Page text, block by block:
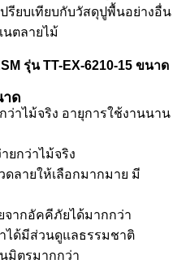
าด
รียบเทียบกับวัสดุปูพื้นอย่างอื่น
นตลายไม้
รุ่น TT-EX-6210-15 ขนาด
ว่าไม้จริง อายุการใช้งานนาน
ยกว่าไม้จริง
ดลายให้เลือกมากมาย มี
จากอัคคีภัยได้มากกว่า
าได้มีส่วนดูแลธรรมชาติ
นมิตรมากกว่า